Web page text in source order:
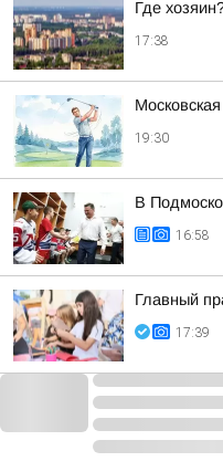
Где
17:38
19:30
В
16:58
Главный
17:39